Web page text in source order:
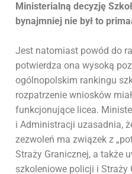
Ministerialną decyzję
bynajmniej nie był to
Jest natomiast powód do
potwierdza ona wysoką
ogólnopolskim rankingu
rozpatrzenie wniosków
funkcjonujące licea.
i Administracji uzasadnia,
zezwoleń ma związek z
Straży Granicznej, a także
szkoleniowe policji i Straży